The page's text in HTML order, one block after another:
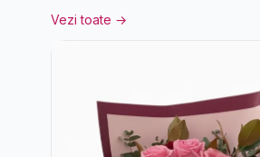
Vezi toate →